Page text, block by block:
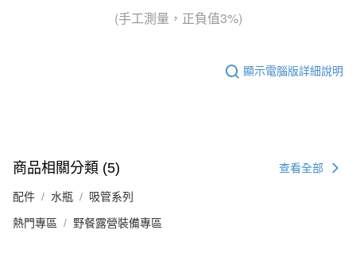
(手工測量，正負值3%)
顯示電腦版詳細說明
商品相關分類 (5) 查看全部
配件 水瓶 吸管系列
熱門專區 野餐露營裝備專區